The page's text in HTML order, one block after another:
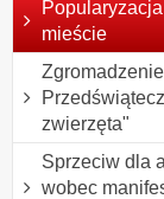
mieście
zwierzęta"
Sprzeciw dla
wobec